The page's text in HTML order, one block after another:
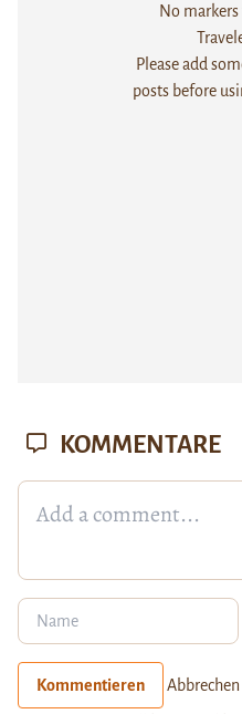
No
Please add
posts before
KOMMENTARE
Kommentieren Abbrechen